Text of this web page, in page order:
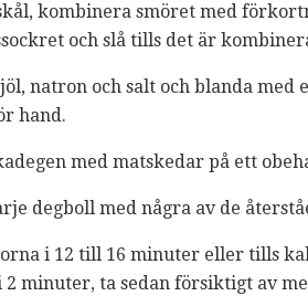
kombinera smöret med
och slå tills det är
natron och salt och blanda med
hand.
med matskedar på ett
degboll med några av de
i 12 till 16 minuter eller tills
2 minuter, ta sedan försiktigt av